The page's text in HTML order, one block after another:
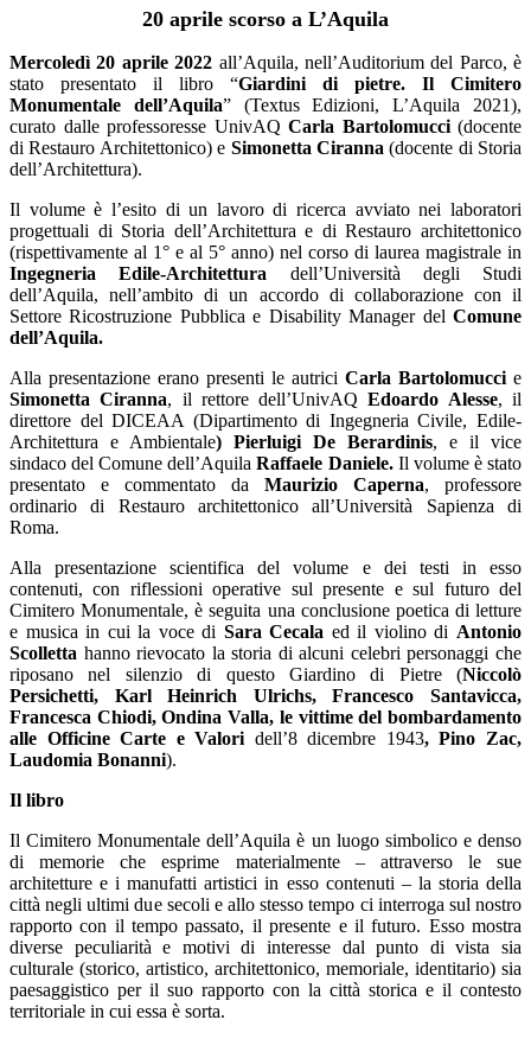
20 aprile scorso a L’Aquila
Mercoledì 20 aprile 2022 all’Aquila, nell’Auditorium del Parco, è
stato presentato il libro “Giardini di pietre. Il Cimitero
Monumentale dell’Aquila” (Textus Edizioni, L’Aquila 2021),
curato dalle professoresse UnivAQ Carla Bartolomucci(docente
di Restauro Architettonico) e Simonetta Ciranna (docente di Storia
dell’Architettura).
Il volume è l’esito di un lavoro di ricerca avviato nei laboratori
progettuali di Storia dell’Architettura e di Restauro architettonico
(rispettivamente al 1° e al 5° anno) nel corso di laurea magistrale in
Ingegneria Edile-Architettura dell’Università degli Studi
dell’Aquila, nell’ambito di un accordo di collaborazione con il
Settore Ricostruzione Pubblica e Disability Manager del Comune
dell’Aquila.
Alla presentazione erano presenti le autrici Carla Bartolomucci e
Simonetta Ciranna, il rettore dell’UnivAQEdoardo Alesse, il
direttore del DICEAA (Dipartimento di Ingegneria Civile, Edile-
Architettura e Ambientale) Pierluigi De Berardinis,
e il vice
sindaco del Comune dell’AquilaRaffaele Daniele. Il volume è stato
presentato e commentato
da Maurizio Caperna, professore
ordinario di Restauro architettonico all’Università Sapienza di
Roma.
Alla presentazione scientifica del volume e dei testi in esso
contenuti, con riflessioni operative sul presente e sul futuro del
Cimitero Monumentale, è seguita una conclusione poetica di letture
e musica in cui la voce di Sara Cecala ed il violino di Antonio
Scolletta hanno rievocato la storia di alcuni celebri personaggi che
riposano nel silenzio di questo Giardino di Pietre (Niccolò
Persichetti, Karl Heinrich Ulrichs, Francesco Santavicca,
Francesca Chiodi, Ondina Valla, le vittime del bombardamento
alle Officine Carte e Valori dell’8 dicembre 1943, Pino Zac,
Laudomia Bonanni).
Il libro
Il Cimitero Monumentale dell’Aquila è un luogo simbolico e denso
di memorie che esprime materialmente – attraverso le sue
architetture e i manufatti artistici in esso contenuti – la storia della
città negli ultimi due secoli e allo stesso tempo ci interroga sul nostro
rapporto con il tempo passato, il presente e il futuro. Esso mostra
diverse peculiarità e motivi di interesse dal punto di vista sia
culturale (storico, artistico, architettonico, memoriale, identitario) sia
paesaggistico per il suo rapporto con la città storica e il contesto
territoriale in cui essa è sorta.